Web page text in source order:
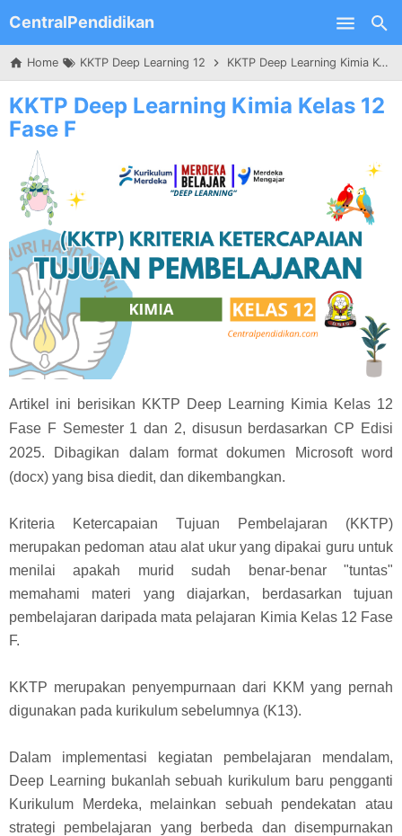
Skip to main content
CentralPendidikan
Home KKTP Deep Learning 12 KKTP Deep Learning Kimia Kelas 12 Fase F
KKTP Deep Learning Kimia Kelas 12
Fase F
Artikel ini berisikan KKTP Deep Learning Kimia Kelas 12
Fase F Semester 1 dan 2, disusun berdasarkan CP Edisi
2025. Dibagikan dalam format dokumen Microsoft word
(docx) yang bisa diedit, dan dikembangkan.
Kriteria Ketercapaian Tujuan Pembelajaran (KKTP)
merupakan pedoman atau alat ukur yang dipakai guru untuk
menilai apakah murid sudah benar-benar "tuntas"
memahami materi yang diajarkan, berdasarkan tujuan
pembelajaran daripada mata pelajaran Kimia Kelas 12 Fase
F.
KKTP merupakan penyempurnaan dari KKM yang pernah
digunakan pada kurikulum sebelumnya (K13).
Dalam implementasi kegiatan pembelajaran mendalam,
Deep Learning bukanlah sebuah kurikulum baru pengganti
Kurikulum Merdeka, melainkan sebuah pendekatan atau
strategi pembelajaran yang berbeda dan disempurnakan